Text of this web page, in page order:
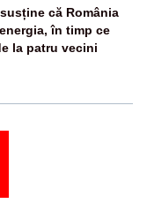
că România
în timp ce
la patru vecini